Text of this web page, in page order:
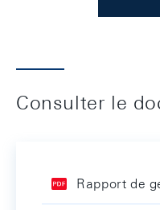
Consulter le
Rapport de